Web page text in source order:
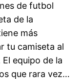
de futbol
de la
más
tu camiseta al
equipo de la
que rara vez…